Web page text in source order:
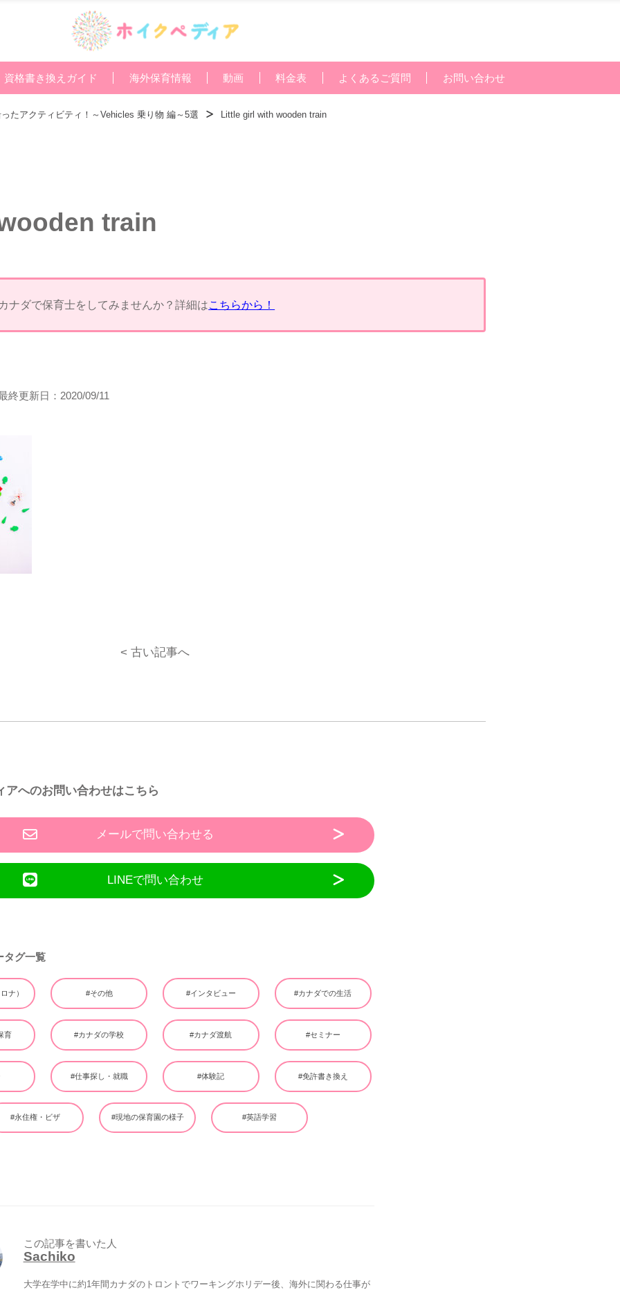
資格書き換えガイド 海外保育情報 動画 料金表 よくあるご質問 お問い合わせ
たアクティビティ！～Vehicles 乗り物 編～5選 Little girl with wooden train
train
ナダで保育士をしてみませんか？詳細はこちらから！
終更新日： 2020/09/11
< 古い記事へ
アへのお問い合わせはこちら
メールで問い合わせる
LINEで問い合わせ
グ一覧
ナ） #その他 #インタビュー #カナダでの生活
育 #カナダの学校 #カナダ渡航 #セミナー
#仕事探し・就職 #体験記 #免許書き換え
#永住権・ビザ #現地の保育園の様子 #英語学習
この記事を書いた人
Sachiko
大学在学中に約1年間カナダのトロントでワーキングホリデー後、海外に関わる仕事が